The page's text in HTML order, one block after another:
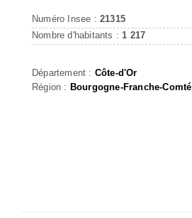
Numéro Insee : 21315
Nombre d'habitants : 1 217
Département : Côte-d'Or
Région : Bourgogne-Franche-Comté